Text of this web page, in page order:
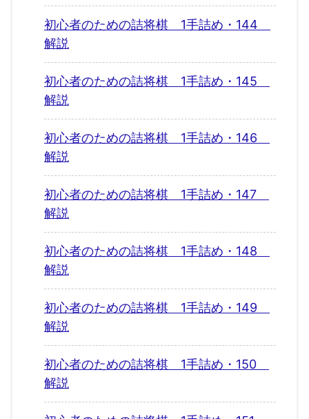
初心者のための詰将棋 1手詰め・144
解説
初心者のための詰将棋 1手詰め・145
解説
初心者のための詰将棋 1手詰め・146
解説
初心者のための詰将棋 1手詰め・147
解説
初心者のための詰将棋 1手詰め・148
解説
初心者のための詰将棋 1手詰め・149
解説
初心者のための詰将棋 1手詰め・150
解説